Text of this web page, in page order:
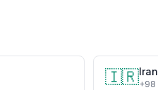
🇮🇷Iran
+98